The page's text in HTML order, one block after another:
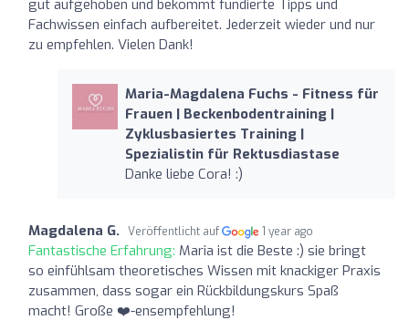
gut aufgehoben und bekommt fundierte Tipps und
Fachwissen einfach aufbereitet. Jederzeit wieder und nur
zu empfehlen. Vielen Dank!
Maria-Magdalena Fuchs - Fitness für
Frauen | Beckenbodentraining |
Zyklusbasiertes Training |
Spezialistin für Rektusdiastase
Danke liebe Cora! :)
Magdalena G. Veröffentlicht auf 1 year ago
Fantastische Erfahrung: Maria ist die Beste :) sie bringt
so einfühlsam theoretisches Wissen mit knackiger Praxis
zusammen, dass sogar ein Rückbildungskurs Spaß
macht! Große ❤️-ensempfehlung!